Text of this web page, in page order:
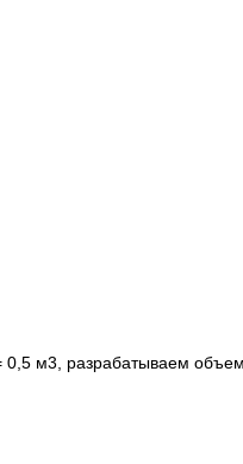
м3, разрабатываем